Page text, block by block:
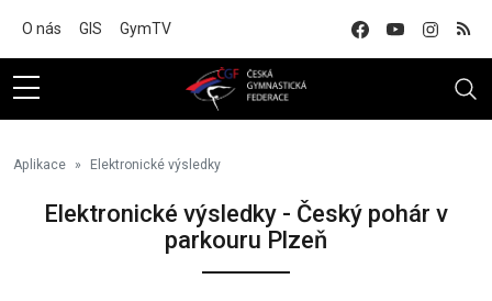
O nás GIS GymTV
Aplikace Elektronické výsledky
Elektronické výsledky - Český pohár v
parkouru Plzeň